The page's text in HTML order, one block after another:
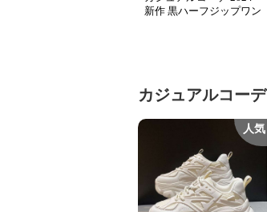
新作 黒ハーフジップワン
カジュアルコーデ
人気